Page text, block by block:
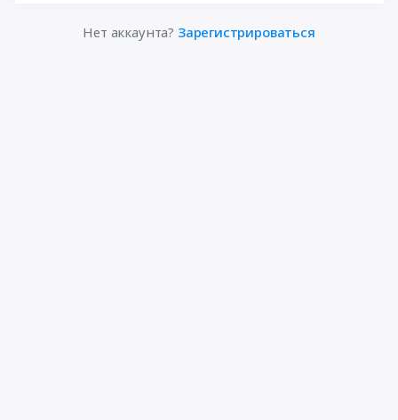
Нет аккаунта? Зарегистрироваться